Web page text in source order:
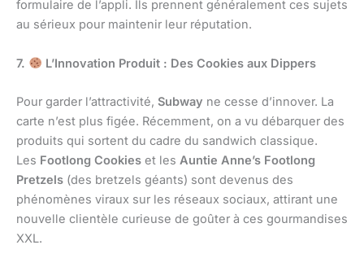
formulaire de l’appli. Ils prennent généralement ces sujets
au sérieux pour maintenir leur réputation.
7. L’Innovation Produit : Des Cookies aux Dippers
Pour garder l’attractivité, Subway ne cesse d’innover. La
carte n’est plus figée. Récemment, on a vu débarquer des
produits qui sortent du cadre du sandwich classique.
Les Footlong Cookies et les Auntie Anne’s Footlong
Pretzels (des bretzels géants) sont devenus des
phénomènes viraux sur les réseaux sociaux, attirant une
nouvelle clientèle curieuse de goûter à ces gourmandises
XXL.